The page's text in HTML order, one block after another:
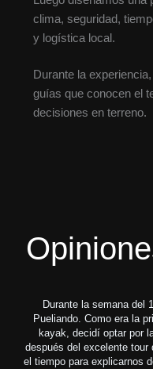
clima, seguridad,
y logística local.
Durante la
guías que conocen el
decisiones en terreno.
Durante la semana del
Pueliando. Como era la
kayak, decidí optar por
después del excelente
el tiempo para explicarnos